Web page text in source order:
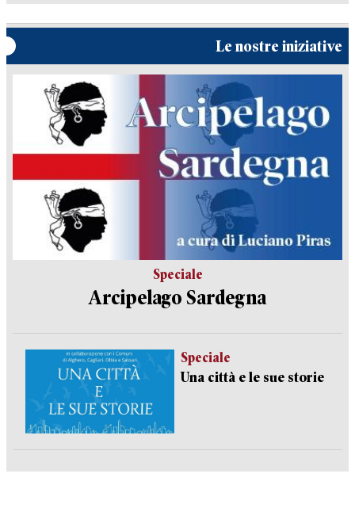
Le nostre iniziative
Speciale
Arcipelago Sardegna
Speciale
Una città e le sue storie